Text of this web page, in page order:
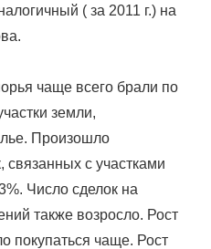
( за 2011 г.) на
чаще всего брали по
земли,
Произошло
связанных с участками
Число сделок на
также возросло. Рост
покупаться чаще. Рост